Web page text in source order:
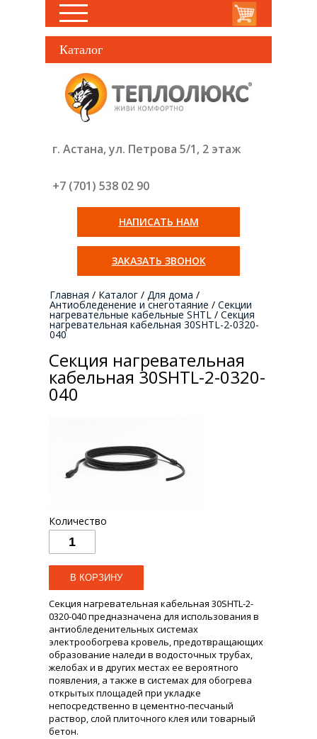
Каталог
г. Астана, ул. Петрова 5/1, 2 этаж
+7 (701) 538 02 90
НАПИСАТЬ НАМ
ЗАКАЗАТЬ ЗВОНОК
Главная / Каталог / Для дома /
Антиобледенение и снеготаяние / Секции
нагревательные кабельные SHTL / Секция
нагревательная кабельная 30SHTL-2-0320-
040
Секция нагревательная
кабельная 30SHTL-2-0320-
040
Количество
Секция нагревательная кабельная 30SHTL-2-
0320-040 предназначена для использования в
антиобледенительных системах
электрообогрева кровель, предотвращающих
образование наледи в водосточных трубах,
желобах и в других местах ее вероятного
появления, а также в системах для обогрева
открытых площадей при укладке
непосредственно в цементно-песчаный
раствор, слой плиточного клея или товарный
бетон.